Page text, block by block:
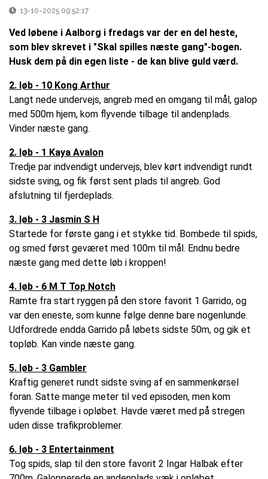
13-10-2025 09:52:17
Ved løbene i Aalborg i fredags var der en del heste,
som blev skrevet i "Skal spilles næste gang"-bogen.
Husk dem på din egen liste - de kan blive guld værd.
2. løb - 10 Kong Arthur
Langt nede undervejs, angreb med en omgang til mål, galop
med 500m hjem, kom flyvende tilbage til andenplads.
Vinder næste gang.
2. løb - 1 Kaya Avalon
Tredje par indvendigt undervejs, blev kørt indvendigt rundt
sidste sving, og fik først sent plads til angreb. God
afslutning til fjerdeplads.
3. løb - 3 Jasmin S H
Startede for første gang i et stykke tid. Bombede til spids,
og smed først geværet med 100m til mål. Endnu bedre
næste gang med dette løb i kroppen!
4. løb - 6 M T Top Notch
Ramte fra start ryggen på den store favorit 1 Garrido, og
var den eneste, som kunne følge denne bare nogenlunde.
Udfordrede endda Garrido på løbets sidste 50m, og gik et
topløb. Kan vinde næste gang.
5. løb - 3 Gambler
Kraftig generet rundt sidste sving af en sammenkørsel
foran. Satte mange meter til ved episoden, men kom
flyvende tilbage i opløbet. Havde været med på stregen
uden disse trafikproblemer.
6. løb - 3 Entertainment
Tog spids, slap til den store favorit 2 Ingar Halbak efter